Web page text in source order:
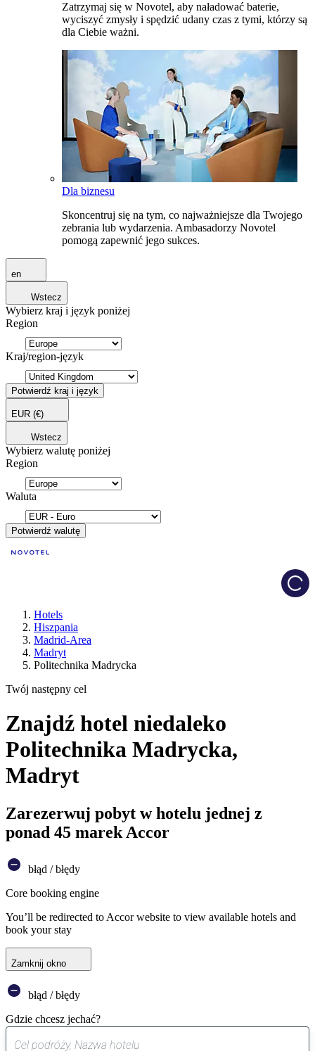
Zatrzymaj się w Novotel, aby naładować baterie,
wyciszyć zmysły i spędzić udany czas z tymi, którzy są
dla Ciebie ważni.
Dla biznesu
Skoncentruj się na tym, co najważniejsze dla Twojego
zebrania lub wydarzenia. Ambasadorzy Novotel
pomogą zapewnić jego sukces.
en
Wstecz
Wybierz kraj i język poniżej
Region
Kraj/region-język
Potwierdź kraj i język
EUR (€)
Wstecz
Wybierz walutę poniżej
Region
Waluta
Potwierdź walutę
Hotels
Hiszpania
Madrid-Area
Madryt
Politechnika Madrycka
Twój następny cel
Znajdź hotel niedaleko
Politechnika Madrycka,
Madryt
Zarezerwuj pobyt w hotelu jednej z
ponad 45 marek Accor
błąd / błędy
Core booking engine
You’ll be redirected to Accor website to view available hotels and
book your stay
Zamknij okno
błąd / błędy
Gdzie chcesz jechać?